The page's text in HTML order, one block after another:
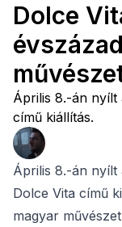
Dolce
Április 8.-án nyílt
című kiállítás.
Április 8.-án nyílt
Dolce Vita című
magyar